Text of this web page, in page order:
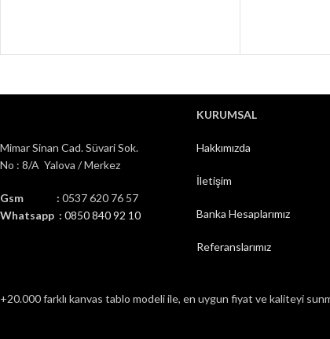
Mimar Sinan Cad. Süvari Sok.
No : 8/A Yalova / Merkez
Gsm : 0537 620 76 57
Whatsapp : 0850 840 92 10
KURUMSAL
Hakkımızda
İletişim
Banka Hesaplarımız
Referanslarımız
+20.000 farklı kanvas tablo modeli ile, en uygun fiyat ve kaliteyi